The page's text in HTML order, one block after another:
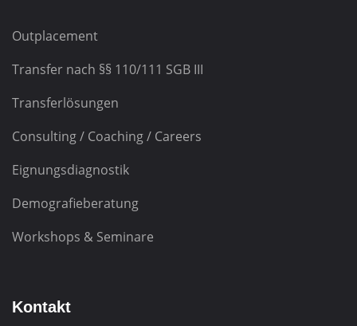
Outplacement
Transfer nach §§ 110/111 SGB III
Transferlösungen
Consulting / Coaching / Careers
Eignungsdiagnostik
Demografieberatung
Workshops & Seminare
Kontakt